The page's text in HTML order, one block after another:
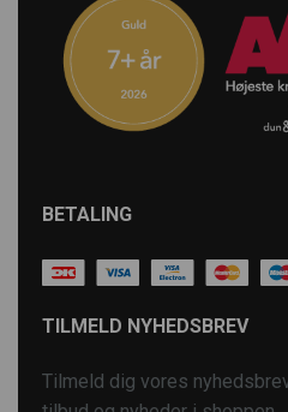
BETALING
TILMELD NYHEDSBREV
Tilmeld dig vores